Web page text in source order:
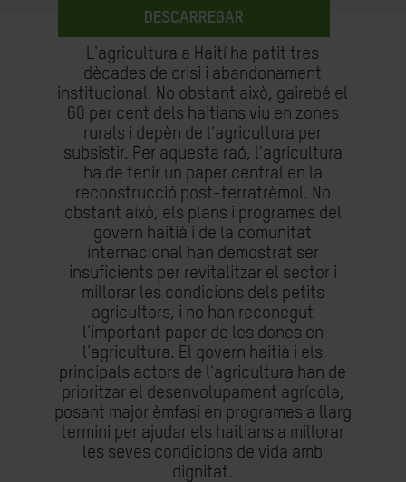
DESCARREGAR
L'agricultura a Haití ha patit tres
dècades de crisi i abandonament
institucional. No obstant això, gairebé el
60 per cent dels haitians viu en zones
rurals i depèn de l'agricultura per
subsistir. Per aquesta raó, l'agricultura
ha de tenir un paper central en la
reconstrucció post-terratrèmol. No
obstant això, els plans i programes del
govern haitià i de la comunitat
internacional han demostrat ser
insuficients per revitalitzar el sector i
millorar les condicions dels petits
agricultors, i no han reconegut
l'important paper de les dones en
l'agricultura. El govern haitià i els
principals actors de l'agricultura han de
prioritzar el desenvolupament agrícola,
posant major èmfasi en programes a llarg
termini per ajudar els haitians a millorar
les seves condicions de vida amb
dignitat.